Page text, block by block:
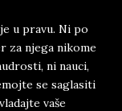
u pravu. Ni po
za njega nikome
ni nauci,
se saglasiti
vaše